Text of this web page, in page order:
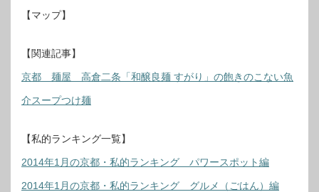
【マップ】
【関連記事】
京都 麺屋 高倉二条「和醸良麺 すがり」の飽きのこない魚
介スープつけ麺
【私的ランキング一覧】
2014年1月の京都・私的ランキング パワースポット編
2014年1月の京都・私的ランキング グルメ（ごはん）編